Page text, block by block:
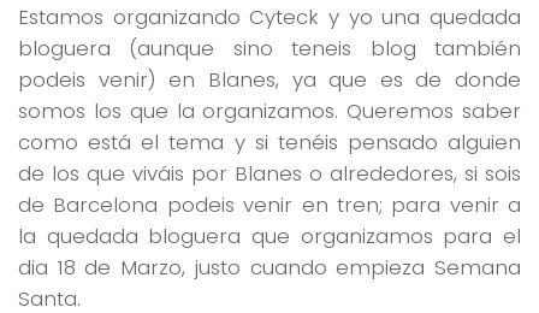
Estamos organizando Cyteck y yo una quedada
bloguera (aunque sino teneis blog también
podeis venir) en Blanes, ya que es de donde
somos los que la organizamos. Queremos saber
como está el tema y si tenéis pensado alguien
de los que viváis por Blanes o alrededores, si sois
de Barcelona podeis venir en tren; para venir a
la quedada bloguera que organizamos para el
dia 18 de Marzo, justo cuando empieza Semana
Santa.